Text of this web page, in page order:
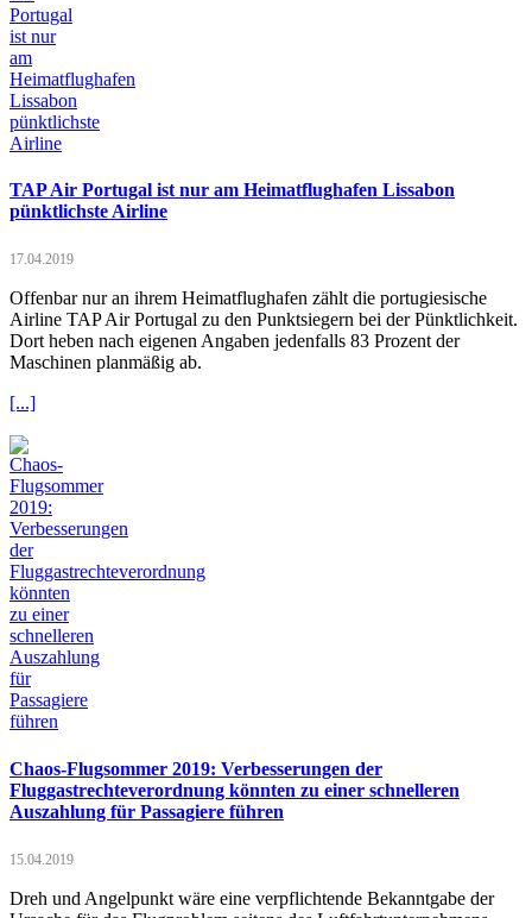
TAP Air Portugal ist nur am Heimatflughafen Lissabon
pünktlichste Airline
17.04.2019
Offenbar nur an ihrem Heimatflughafen zählt die portugiesische
Airline TAP Air Portugal zu den Punktsiegern bei der Pünktlichkeit.
Dort heben nach eigenen Angaben jedenfalls 83 Prozent der
Maschinen planmäßig ab.
[...]
Chaos-Flugsommer 2019: Verbesserungen der
Fluggastrechteverordnung könnten zu einer schnelleren
Auszahlung für Passagiere führen
15.04.2019
Dreh und Angelpunkt wäre eine verpflichtende Bekanntgabe der